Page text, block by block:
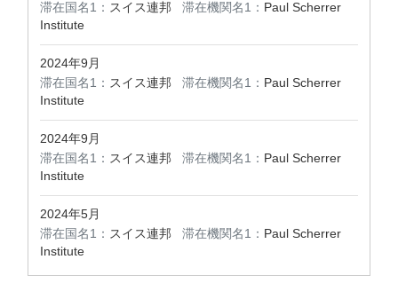
滞在国名1： スイス連邦 滞在機関名1： Paul Scherrer
Institute
2024年9月
滞在国名1： スイス連邦 滞在機関名1： Paul Scherrer
Institute
2024年9月
滞在国名1： スイス連邦 滞在機関名1： Paul Scherrer
Institute
2024年5月
滞在国名1： スイス連邦 滞在機関名1： Paul Scherrer
Institute